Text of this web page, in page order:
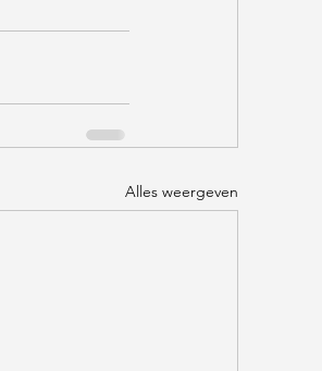
Alles weergeven